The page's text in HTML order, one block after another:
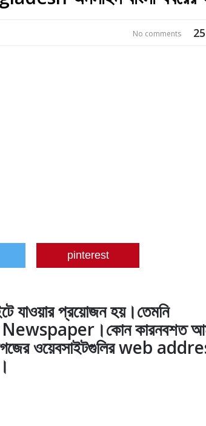
25
No comments
pinterest
যাওয়ার প্রয়োজন হয়।তেমনি
Newspaper।কোন কারনবশত
ওয়েবসাইটগুলির web